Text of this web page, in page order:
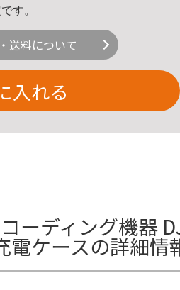
す。
送料について
入れる
ーディング機器
電ケースの詳細情